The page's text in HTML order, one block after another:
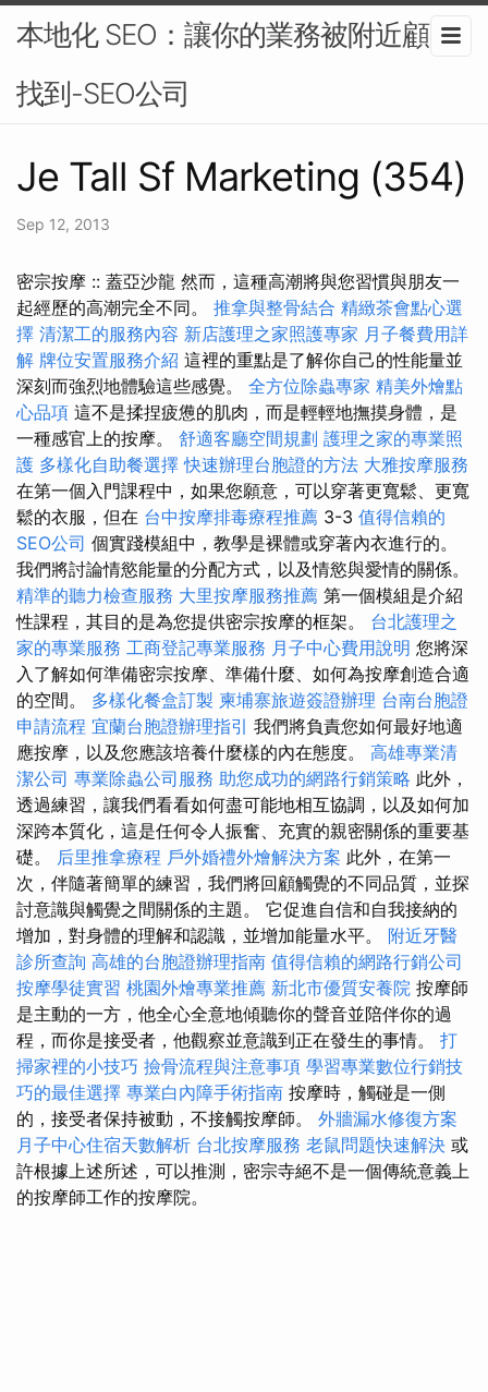
本地化 SEO：讓你的業務被附近顧客
找到-SEO公司
Je Tall Sf Marketing (354)
Sep 12, 2013
密宗按摩 :: 蓋亞沙龍 然而，這種高潮將與您習慣與朋友一
起經歷的高潮完全不同。 推拿與整骨結合 精緻茶會點心選
擇 清潔工的服務內容 新店護理之家照護專家 月子餐費用詳
解 牌位安置服務介紹 這裡的重點是了解你自己的性能量並
深刻而強烈地體驗這些感覺。 全方位除蟲專家 精美外燴點
心品項 這不是揉捏疲憊的肌肉，而是輕輕地撫摸身體，是
一種感官上的按摩。 舒適客廳空間規劃 護理之家的專業照
護 多樣化自助餐選擇 快速辦理台胞證的方法 大雅按摩服務
在第一個入門課程中，如果您願意，可以穿著更寬鬆、更寬
鬆的衣服，但在 台中按摩排毒療程推薦 3-3 值得信賴的
SEO公司 個實踐模組中，教學是裸體或穿著內衣進行的。
我們將討論情慾能量的分配方式，以及情慾與愛情的關係。
精準的聽力檢查服務 大里按摩服務推薦 第一個模組是介紹
性課程，其目的是為您提供密宗按摩的框架。 台北護理之
家的專業服務 工商登記專業服務 月子中心費用說明 您將深
入了解如何準備密宗按摩、準備什麼、如何為按摩創造合適
的空間。 多樣化餐盒訂製 柬埔寨旅遊簽證辦理 台南台胞證
申請流程 宜蘭台胞證辦理指引 我們將負責您如何最好地適
應按摩，以及您應該培養什麼樣的內在態度。 高雄專業清
潔公司 專業除蟲公司服務 助您成功的網路行銷策略 此外，
透過練習，讓我們看看如何盡可能地相互協調，以及如何加
深跨本質化，這是任何令人振奮、充實的親密關係的重要基
礎。 后里推拿療程 戶外婚禮外燴解決方案 此外，在第一
次，伴隨著簡單的練習，我們將回顧觸覺的不同品質，並探
討意識與觸覺之間關係的主題。 它促進自信和自我接納的
增加，對身體的理解和認識，並增加能量水平。 附近牙醫
診所查詢 高雄的台胞證辦理指南 值得信賴的網路行銷公司
按摩學徒實習 桃園外燴專業推薦 新北市優質安養院 按摩師
是主動的一方，他全心全意地傾聽你的聲音並陪伴你的過
程，而你是接受者，他觀察並意識到正在發生的事情。 打
掃家裡的小技巧 撿骨流程與注意事項 學習專業數位行銷技
巧的最佳選擇 專業白內障手術指南 按摩時，觸碰是一側
的，接受者保持被動，不接觸按摩師。 外牆漏水修復方案
月子中心住宿天數解析 台北按摩服務 老鼠問題快速解決 或
許根據上述所述，可以推測，密宗寺絕不是一個傳統意義上
的按摩師工作的按摩院。